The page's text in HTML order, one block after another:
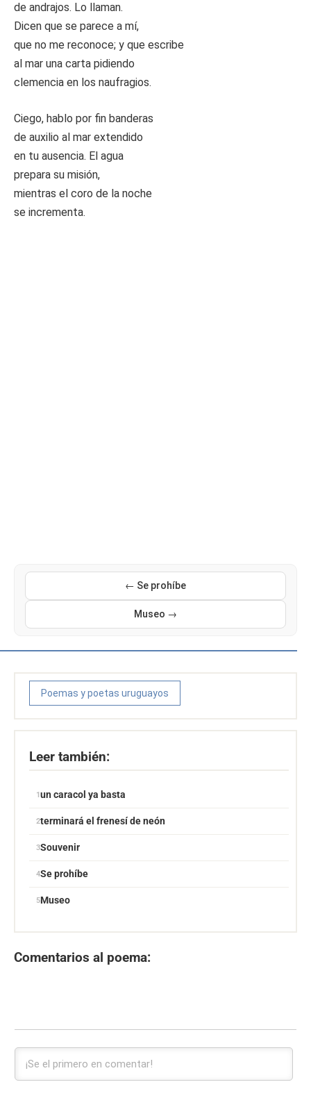
de andrajos. Lo llaman.
Dicen que se parece a mí,
que no me reconoce; y que escribe
al mar una carta pidiendo
clemencia en los naufragios.
Ciego, hablo por fin banderas
de auxilio al mar extendido
en tu ausencia. El agua
prepara su misión,
mientras el coro de la noche
se incrementa.
← Se prohíbe
Museo →
Poemas y poetas uruguayos
Leer también:
un caracol ya basta
terminará el frenesí de neón
Souvenir
Se prohíbe
Museo
Comentarios al poema: